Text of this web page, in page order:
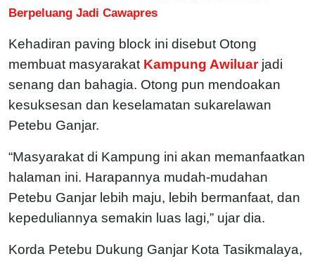
Berpeluang Jadi Cawapres
Kehadiran paving block ini disebut Otong
membuat masyarakat Kampung Awiluar jadi
senang dan bahagia. Otong pun mendoakan
kesuksesan dan keselamatan sukarelawan
Petebu Ganjar.
“Masyarakat di Kampung ini akan memanfaatkan
halaman ini. Harapannya mudah-mudahan
Petebu Ganjar lebih maju, lebih bermanfaat, dan
kepeduliannya semakin luas lagi,” ujar dia.
Korda Petebu Dukung Ganjar Kota Tasikmalaya,